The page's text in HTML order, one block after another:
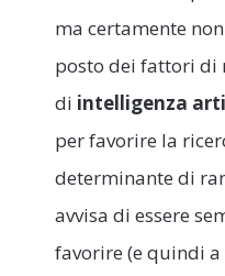
ma certamente
posto dei fattori di
di intelligenza
per favorire la
determinante di
avvisa di essere
favorire (e quindi a